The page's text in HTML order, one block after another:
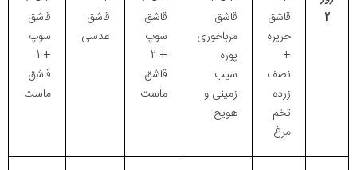
2
قاشق
حریره
+
نصف
زرده
تخم
مرغ
قاشق
مرباخوری
پوره
سیب
زمینی و
هویج
قاشق
سوپ
+ 2
قاشق
ماست
قاشق
عدسی
قاشق
سوپ
+ 1
قاشق
ماست